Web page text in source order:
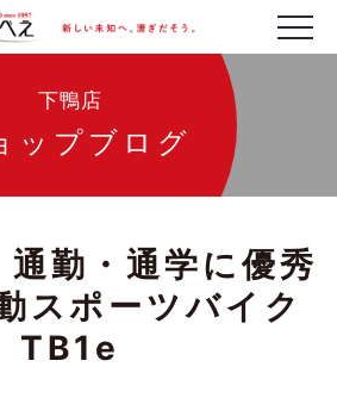
下鴨店
ップブログ
通勤・通学に優秀
スポーツバイク
TB1e